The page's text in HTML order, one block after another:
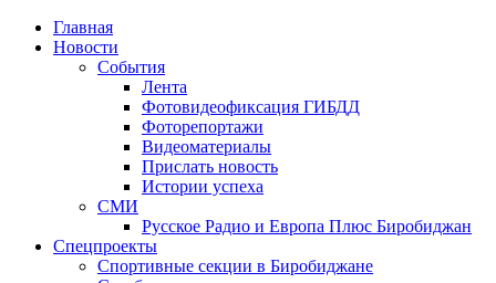
Главная
Новости
События
Лента
Фотовидеофиксация ГИБДД
Фоторепортажи
Видеоматериалы
Прислать новость
Истории успеха
СМИ
Русское Радио и Европа Плюс Биробиджан
Спецпроекты
Спортивные секции в Биробиджане